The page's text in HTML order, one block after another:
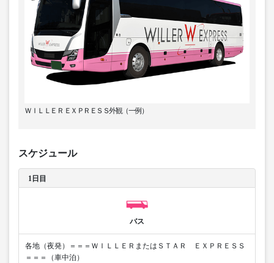
ＷＩＬＬＥＲ ＥＸＰＲＥＳＳ外観（一例）
スケジュール
1日目
バス
各地（夜発）＝＝＝ＷＩＬＬＥＲまたはＳＴＡＲ ＥＸＰＲＥＳＳ
＝＝＝（車中泊）